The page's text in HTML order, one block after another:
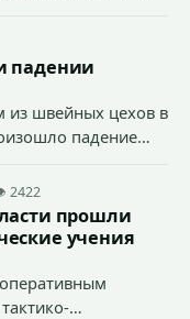
падении
из швейных цехов в
падение
2422
прошли
учения
оперативным